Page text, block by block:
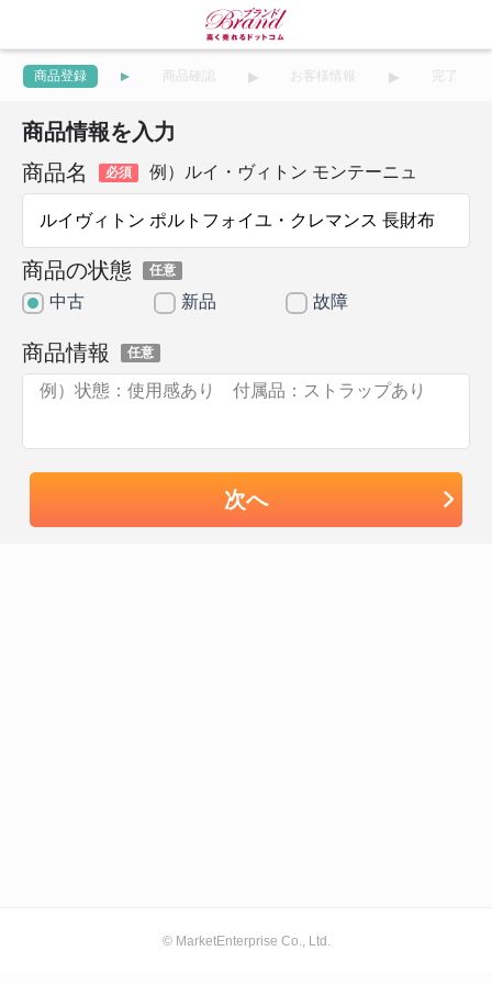
商品登録 商品確認 お客様情報 完了
商品情報を入力
商品名
必須 例）ルイ・ヴィトン モンテーニュ
商品の状態 任意
中古 新品 故障
商品情報 任意
次へ
© MarketEnterprise Co., Ltd.